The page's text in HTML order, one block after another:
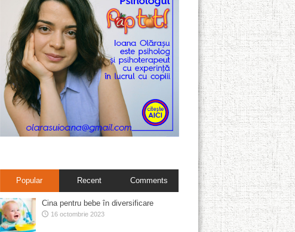
Popular Recent Comments
Cina pentru bebe în diversificare
16 octombrie 2023